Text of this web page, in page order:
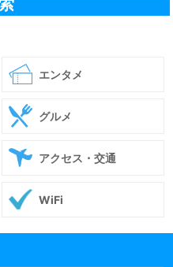
エンタメ
グルメ
アクセス・交通
WiFi